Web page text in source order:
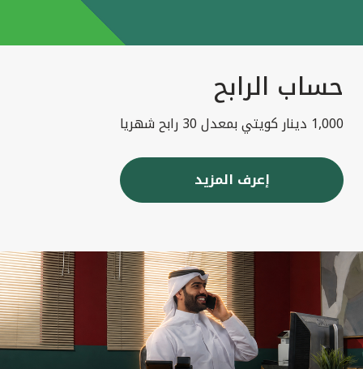
حساب الرابح
1,000 دينار كويتي بمعدل 30 رابح شهريا
إعرف المزيد